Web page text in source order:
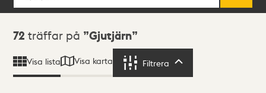
Sökresultat
72 träffar på Gjutjärn
Visa lista Visa karta Filtrera